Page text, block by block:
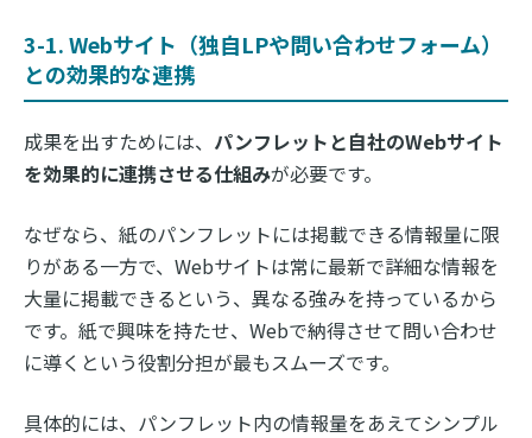
3-1. Webサイト（独自LPや問い合わせフォーム）
との効果的な連携
成果を出すためには、 パンフレットと自社のWebサイト
を効果的に連携させる仕組みが必要です。
なぜなら、紙のパンフレットには掲載できる情報量に限
りがある一方で、Webサイトは常に最新で詳細な情報を
大量に掲載できるという、異なる強みを持っているから
です。紙で興味を持たせ、Webで納得させて問い合わせ
に導くという役割分担が最もスムーズです。
具体的には、パンフレット内の情報量をあえてシンプル